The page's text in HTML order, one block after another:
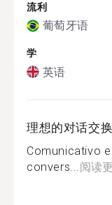
流利
葡萄牙语
学
英语
理想的对话交
Comunicativo
convers... 阅读